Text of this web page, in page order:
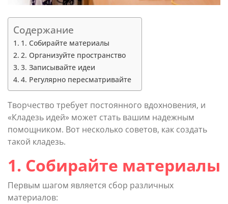
Содержание
1. Собирайте материалы
2. Организуйте пространство
3. Записывайте идеи
4. Регулярно пересматривайте
Творчество требует постоянного вдохновения, и
«Кладезь идей» может стать вашим надежным
помощником. Вот несколько советов, как создать
такой кладезь.
1. Собирайте материалы
Первым шагом является сбор различных
материалов: